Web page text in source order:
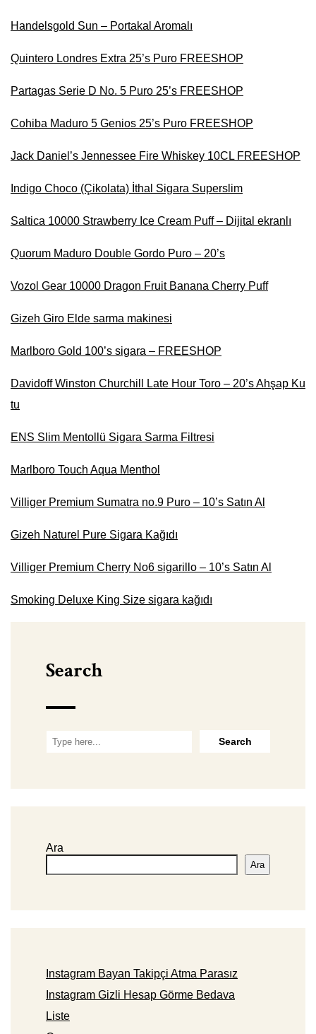
Handelsgold Sun – Portakal Aromalı
Quintero Londres Extra 25’s Puro FREESHOP
Partagas Serie D No. 5 Puro 25’s FREESHOP
Cohiba Maduro 5 Genios 25’s Puro FREESHOP
Jack Daniel’s Jennessee Fire Whiskey 10CL FREESHOP
Indigo Choco (Çikolata) İthal Sigara Superslim
Saltica 10000 Strawberry Ice Cream Puff – Dijital ekranlı
Quorum Maduro Double Gordo Puro – 20’s
Vozol Gear 10000 Dragon Fruit Banana Cherry Puff
Gizeh Giro Elde sarma makinesi
Marlboro Gold 100’s sigara – FREESHOP
Davidoff Winston Churchill Late Hour Toro – 20’s Ahşap Ku
tu
ENS Slim Mentollü Sigara Sarma Filtresi
Marlboro Touch Aqua Menthol
Villiger Premium Sumatra no.9 Puro – 10’s Satın Al
Gizeh Naturel Pure Sigara Kağıdı
Villiger Premium Cherry No6 sigarillo – 10’s Satın Al
Smoking Deluxe King Size sigara kağıdı
Search
Ara
Ara
Instagram Bayan Takipçi Atma Parasız
Instagram Gizli Hesap Görme Bedava
Liste